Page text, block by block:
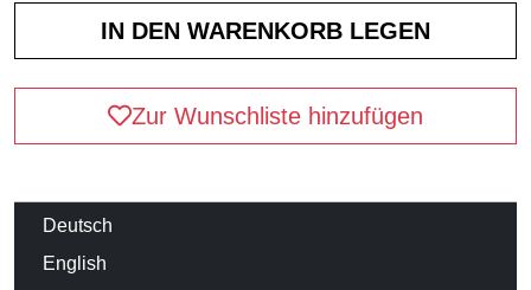
Zur Wunschliste hinzufügen
Deutsch
English